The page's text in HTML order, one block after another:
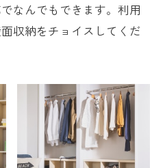
なんでもできます。利用
収納をチョイスしてくだ